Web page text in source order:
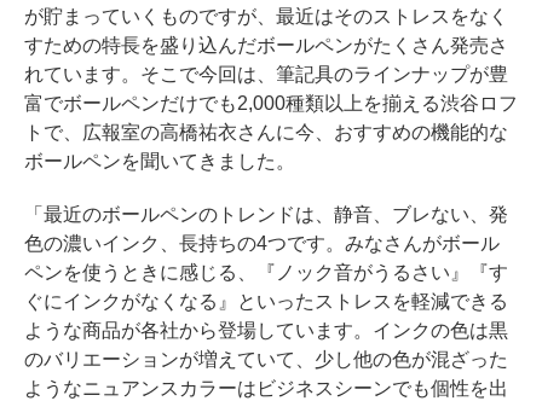
が貯まっていくものですが、最近はそのストレスをなく
すための特長を盛り込んだボールペンがたくさん発売さ
れています。そこで今回は、筆記具のラインナップが豊
富でボールペンだけでも2,000種類以上を揃える渋谷ロフ
トで、広報室の高橋祐衣さんに今、おすすめの機能的な
ボールペンを聞いてきました。
「最近のボールペンのトレンドは、静音、ブレない、発
色の濃いインク、長持ちの4つです。みなさんがボール
ペンを使うときに感じる、『ノック音がうるさい』『す
ぐにインクがなくなる』といったストレスを軽減できる
ような商品が各社から登場しています。インクの色は黒
のバリエーションが増えていて、少し他の色が混ざった
ようなニュアンスカラーはビジネスシーンでも個性を出